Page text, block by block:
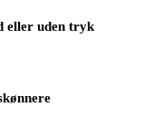
eller uden tryk